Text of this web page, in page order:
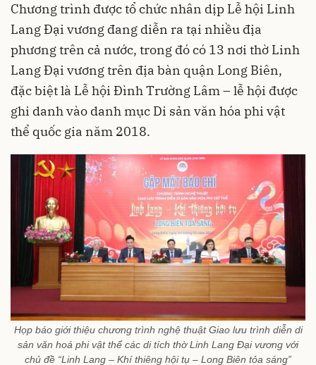
Chương trình được tổ chức nhân dịp Lễ hội Linh
Lang Đại vương đang diễn ra tại nhiều địa
phương trên cả nước, trong đó có 13 nơi thờ Linh
Lang Đại vương trên địa bàn quận Long Biên,
đặc biệt là Lễ hội Đình Trường Lâm – lễ hội được
ghi danh vào danh mục Di sản văn hóa phi vật
thể quốc gia năm 2018.
Họp báo giới thiệu chương trình nghệ thuật Giao lưu trình diễn di
sản văn hoá phi vật thể các di tích thờ Linh Lang Đại vương với
chủ đề “Linh Lang – Khí thiêng hội tụ – Long Biên tỏa sáng”